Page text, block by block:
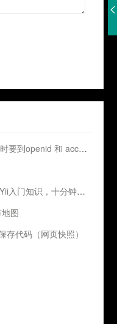

和 access_token
知识，十分钟入门Yii
图
代码（网页快照）